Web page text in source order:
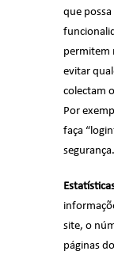
que
permitem
evitar
colectam
Por
faça
segurança.
site, o
páginas